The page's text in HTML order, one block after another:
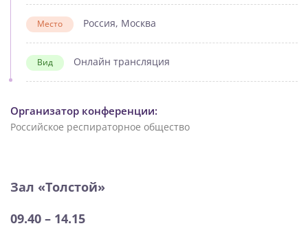
Место Россия, Москва
Вид Онлайн трансляция
Организатор конференции:
Российское респираторное общество
Зал «Толстой»
09.40 – 14.15